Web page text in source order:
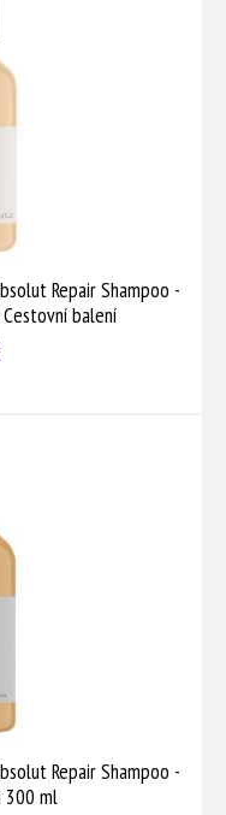
Repair Shampoo -
balení
Repair Shampoo -
300 ml